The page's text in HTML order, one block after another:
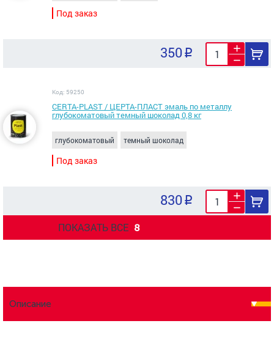
Под заказ
350
Код: 59250
CERTA-PLAST / ЦЕРТА-ПЛАСТ эмаль по металлу
глубокоматовый темный шоколад 0,8 кг
глубокоматовый темный шоколад
Под заказ
830
ПОКАЗАТЬ ВСЕ 8
Описание